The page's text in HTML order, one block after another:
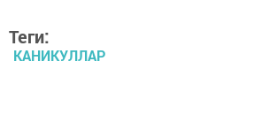
Теги:
КАНИКУЛЛАР